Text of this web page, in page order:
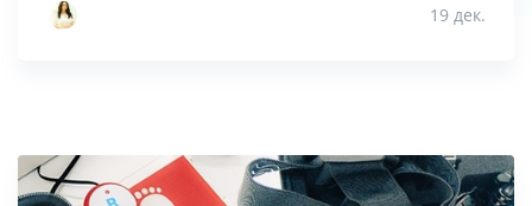
19 дек.